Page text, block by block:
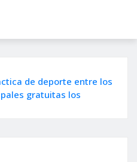
de deporte entre los
gratuitas los